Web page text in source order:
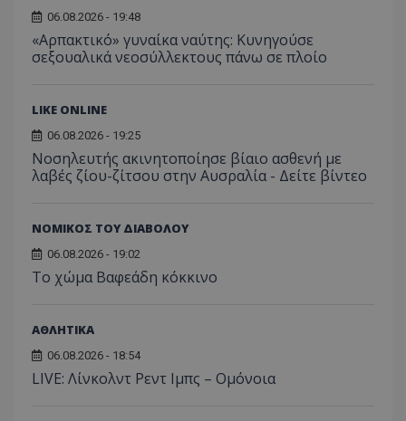
06.08.2026 - 19:48
«Αρπακτικό» γυναίκα ναύτης: Κυνηγούσε
σεξουαλικά νεοσύλλεκτους πάνω σε πλοίο
LIKE ONLINE
06.08.2026 - 19:25
Νοσηλευτής ακινητοποίησε βίαιο ασθενή με
λαβές ζίου-ζίτσου στην Αυσραλία - Δείτε βίντεο
ΝΟΜΙΚΟΣ ΤΟΥ ΔΙΑΒΟΛΟΥ
06.08.2026 - 19:02
Το χώμα Βαφεάδη κόκκινο
ΑΘΛΗΤΙΚΑ
06.08.2026 - 18:54
LIVE: Λίνκολντ Ρεντ Ιμπς – Ομόνοια